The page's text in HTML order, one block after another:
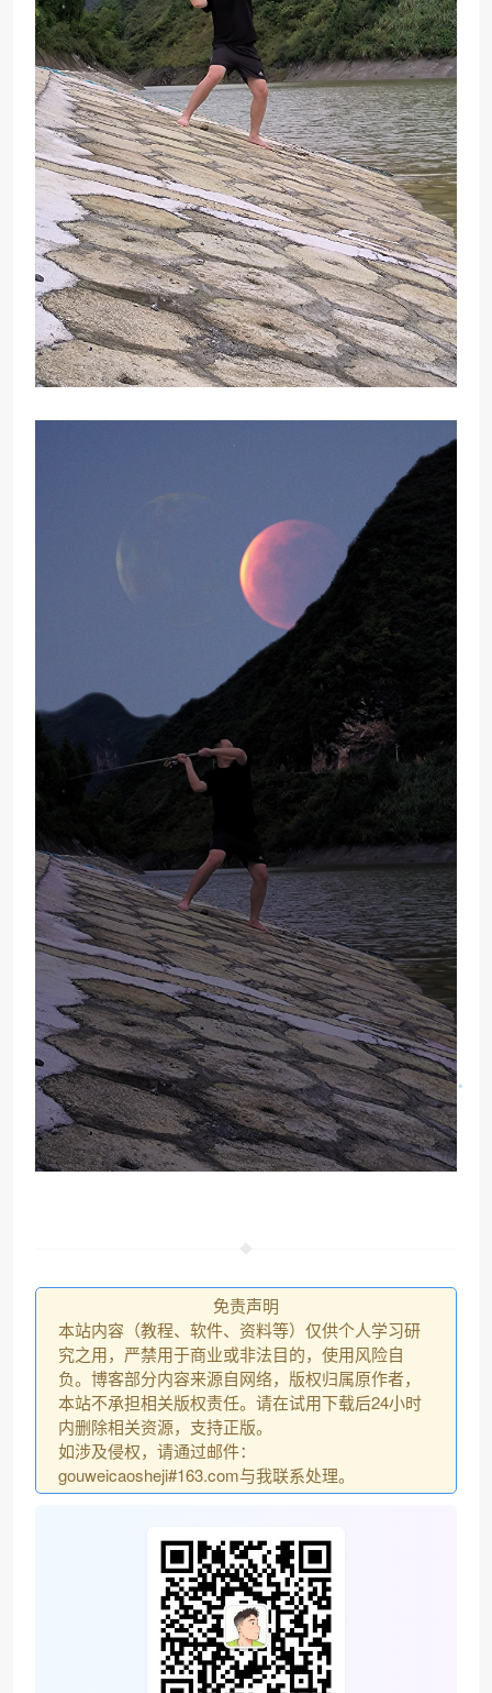
免责声明
本站内容（教程、软件、资料等）仅供个人学习研
究之用，严禁用于商业或非法目的，使用风险自
负。博客部分内容来源自网络，版权归属原作者，
本站不承担相关版权责任。请在试用下载后24小时
内删除相关资源，支持正版。
如涉及侵权，请通过邮件：
gouweicaosheji#163.com与我联系处理。